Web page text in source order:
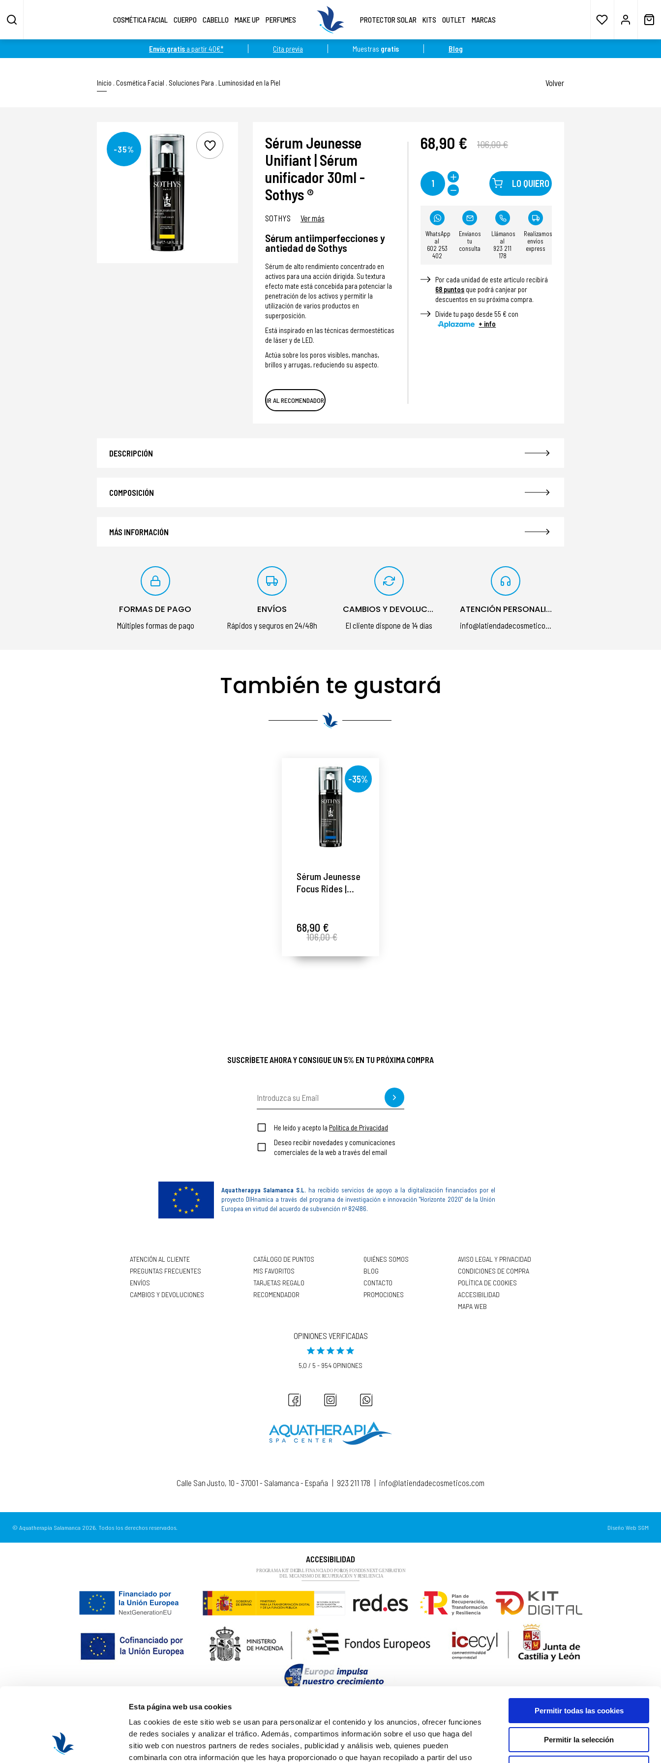
Esta página web usa cookies
Las cookies de este sitio web se usan para personalizar el contenido y los anuncios, ofrecer funciones
de redes sociales y analizar el tráfico. Además, compartimos información sobre el uso que haga del
sitio web con nuestros partners de redes sociales, publicidad y análisis web, quienes pueden
combinarla con otra información que les haya proporcionado o que hayan recopilado a partir del uso
Permitir todas las cookies
Permitir la selección
Envío gratis a partir 40€* Cita previa Muestras gratis Blog
COSMÉTICA FACIAL CUERPO CABELLO MAKE UP PERFUMES PROTECTOR SOLAR KITS OUTLET MARCAS
Inicio Cosmética Facial Soluciones Para Luminosidad en la Piel Volver
-35%
Sérum Jeunesse
Unifiant | Sérum
unificador 30ml -
Sothys ®
SOTHYS Ver más
Sérum antiimperfecciones y
antiedad de Sothys
Sérum de alto rendimiento concentrado en
activos para una acción dirigida. Su textura
efecto mate está concebida para potenciar la
penetración de los activos y permitir la
utilización de varios productos en
superposición.
Está inspirado en las técnicas dermoestéticas
de láser y de LED.
Actúa sobre los poros visibles, manchas,
brillos y arrugas, reduciendo su aspecto.
IR AL RECOMENDADOR
68,90 € 106,00 €
1 LO QUIERO
WhatsApp
al
602 253
402
Envíanos
tu
consulta
Llámanos
al
923 211
178
Realizamos
envíos
express
Por cada unidad de este articulo recibirá
68 puntos que podrá canjear por
descuentos en su próxima compra.
Divide tu pago desde 55 € con
+ info
DESCRIPCIÓN
COMPOSICIÓN
MÁS INFORMACIÓN
FORMAS DE PAGO
Múltiples formas de pago
ENVÍOS
Rápidos y seguros en 24/48h
CAMBIOS Y DEVOLUCIONES
El cliente dispone de 14 días
ATENCIÓN PERSONALIZADA
info@latiendadecosmeticos.com
También te gustará
-35%
Sérum Jeunesse
Focus Rides |
- Sothys ®
68,90 €
106,00 €
SUSCRÍBETE AHORA Y CONSIGUE UN 5% EN TU PRÓXIMA COMPRA
He leído y acepto la Política de Privacidad
Deseo recibir novedades y comunicaciones
comerciales de la web a través del email
Aquatherapya Salamanca S.L. ha recibido servicios de apoyo a la digitalización financiados por el
proyecto DIHnamica a través del programa de investigación e innovación "Horizonte 2020" de la Unión
Europea en virtud del acuerdo de subvención nº 824186.
ATENCIÓN AL CLIENTE
PREGUNTAS FRECUENTES
ENVÍOS
CAMBIOS Y DEVOLUCIONES
CATÁLOGO DE PUNTOS
MIS FAVORITOS
TARJETAS REGALO
RECOMENDADOR
QUIÉNES SOMOS
BLOG
CONTACTO
PROMOCIONES
AVISO LEGAL Y PRIVACIDAD
CONDICIONES DE COMPRA
POLÍTICA DE COOKIES
ACCESIBILIDAD
MAPA WEB
OPINIONES VERIFICADAS
5,0 / 5 - 954 OPINIONES
Calle San Justo, 10 - 37001 - Salamanca - España | 923 211 178 | info@latiendadecosmeticos.com
© Aquatherapia Salamanca 2026. Todos los derechos reservados. Diseño Web SGM
ACCESIBILIDAD